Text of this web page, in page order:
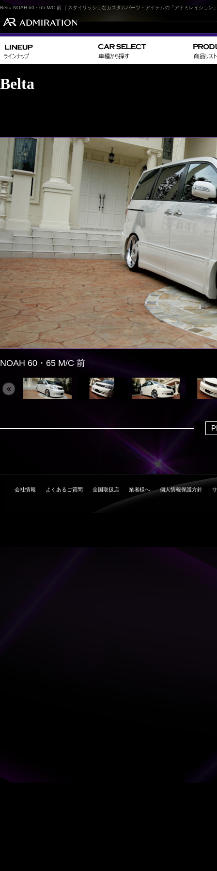
Belta NOAH 60・65 M/C 前 ｜スタイリッシュなカスタムパーツ・アイテムの「アドミレイション
Belta
NOAH 60・65 M/C 前
«
会社情報 よくあるご質問 全国取扱店 業者様へ 個人情報保護方針